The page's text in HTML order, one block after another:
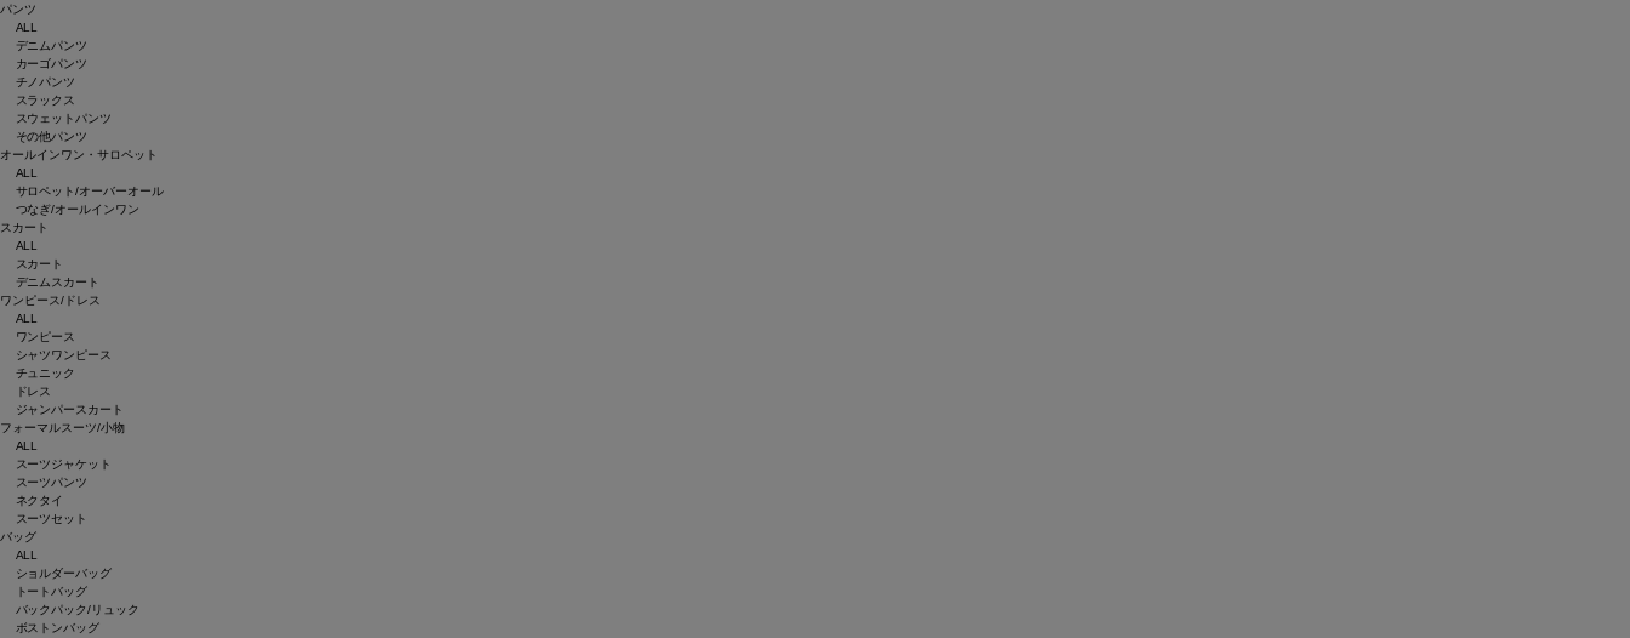
パンツ
ALL
デニムパンツ
カーゴパンツ
チノパンツ
スラックス
スウェットパンツ
その他パンツ
オールインワン・サロペット
ALL
サロペット/オーバーオール
つなぎ/オールインワン
スカート
ALL
スカート
デニムスカート
ワンピース/ドレス
ALL
ワンピース
シャツワンピース
チュニック
ドレス
ジャンパースカート
フォーマルスーツ/小物
ALL
スーツジャケット
スーツパンツ
ネクタイ
スーツセット
バッグ
ALL
ショルダーバッグ
トートバッグ
バックパック/リュック
ボストンバッグ